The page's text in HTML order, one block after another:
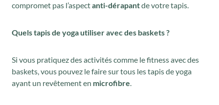
compromet pas l’aspectanti-dérapantde votre tapis.
Quels tapis de yoga utiliser avec des baskets ?
Si vous pratiquez des activités comme le fitness avec des
baskets, vous pouvez le faire sur tous les tapis de yoga
ayant un revêtement en microfibre.